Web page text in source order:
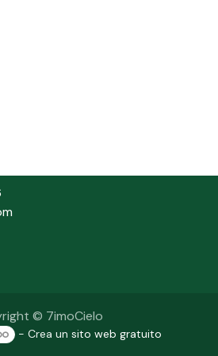
© 7imoCielo
- Crea un sito web gratuito